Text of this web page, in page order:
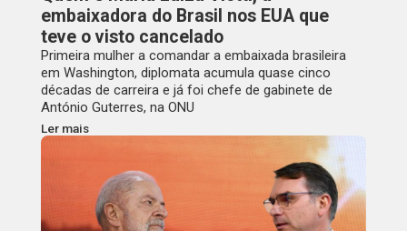
embaixadora do Brasil nos EUA que
teve o visto cancelado
Primeira mulher a comandar a embaixada brasileira
em Washington, diplomata acumula quase cinco
décadas de carreira e já foi chefe de gabinete de
António Guterres, na ONU
Ler mais